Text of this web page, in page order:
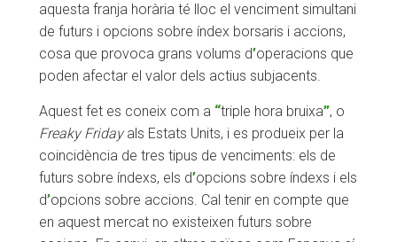
aquesta franja horària té lloc el venciment simultani
de futurs i opcions sobre índex borsaris i accions,
cosa que provoca grans volums d’operacions que
poden afectar el valor dels actius subjacents.
Aquest fet es coneix com a “triple hora bruixa”, o
Freaky Fridayals Estats Units, i es produeix per la
coincidència de tres tipus de venciments: els de
futurs sobre índexs, els d’opcions sobre índexs i els
d’opcions sobre accions. Cal tenir en compte que
en aquest mercat no existeixen futurs sobre